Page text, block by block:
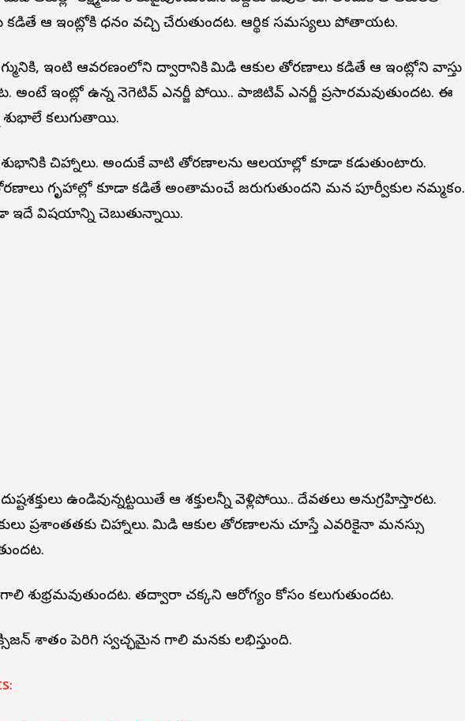
ఆ ఇంట్లోకి ధనం వ‌చ్చి చేరుతుంద‌ట‌. ఆర్థిక స‌మ‌స్య‌లు పోతాయ‌ట‌.
ఇంటి ఆవరణంలోని ద్వారానికి మామిడి ఆకుల తోర‌ణాలు క‌డితే ఆ ఇంట్లోని వాస్తు
అంటే ఇంట్లో ఉన్న నెగెటివ్ ఎనర్జీ పోయి.. పాజిటివ్ ఎనర్జీ ప్రసారమవుతుందట. ఈ
క‌లుగుతాయి.
శుభానికి చిహ్నాలు. అందుకే వాటి తోర‌ణాల‌ను ఆల‌యాల్లో కూడా క‌డుతుంటారు.
గృహాల్లో కూడా క‌డితే అంతామంచే జ‌రుగుతుంద‌ని మ‌న పూర్వీకుల న‌మ్మ‌కం.
ఇదే విష‌యాన్ని చెబుతున్నాయి.
ఉండివున్నట్టయితే ఆ శక్తులన్నీ వెళ్లిపోయి.. దేవ‌త‌లు అనుగ్ర‌హిస్తార‌ట‌.
ప్ర‌శాంత‌త‌కు చిహ్నాలు. మామిడి ఆకుల తోర‌ణాల‌ను చూస్తే ఎవ‌రికైనా మ‌న‌స్సు
శుభ్ర‌మ‌వుతుంద‌ట‌. త‌ద్వారా చ‌క్క‌ని ఆరోగ్యం కోసం క‌లుగుతుంద‌ట‌.
శాతం పెరిగి స్వ‌చ్ఛమైన గాలి మ‌న‌కు లభిస్తుంది.